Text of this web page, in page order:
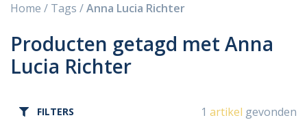
Home / Tags /Anna Lucia Richter
Producten getagd met Anna
Lucia Richter
FILTERS 1 artikel gevonden